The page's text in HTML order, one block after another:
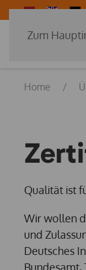
Zum
Home
Qualität ist
Wir wollen
und
Deutsches
Bundesamt,